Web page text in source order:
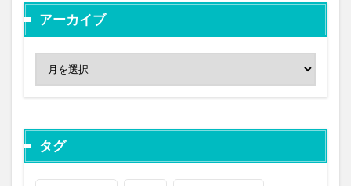
アーカイブ
タグ